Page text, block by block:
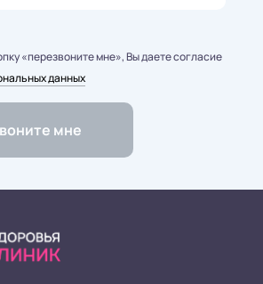
«перезвоните мне», Вы даете согласие
данных